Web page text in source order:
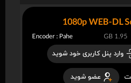
وارد پنل کاربری خود شوید
عضو شوید
1080p WEB-DL
Encoder : Pahe 1.95 GB